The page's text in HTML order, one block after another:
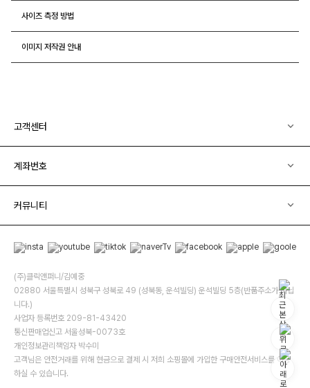
사이즈 측정 방법
이미지 저작권 안내
고객센터
계좌번호
커뮤니티
(주)클릭앤퍼니/김예중
02880 서울특별시 성북구 성북로 49 (성북동, 운석빌딩) 운석빌딩 5층(반품주소가 아닙
니다.)
사업자 등록번호 209-81-43420
통신판매업신고 서울성북-0073호
개인정보관리책임자 박수미
고객님은 안전거래를 위해 현금으로 결제 시 저희 소핑몰에 가입한 구매안전서비스를 이용
하실 수 있습니다.